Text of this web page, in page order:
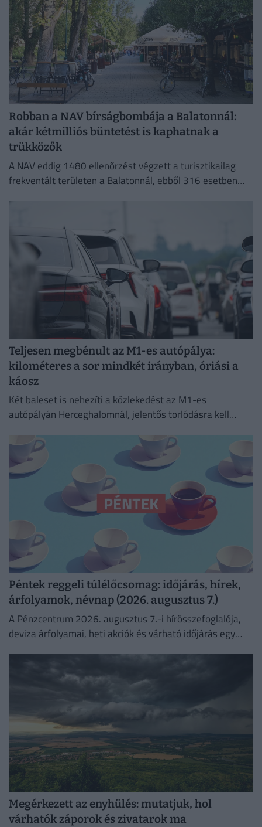
Robban a NAV bírságbombája a Balatonnál:
akár kétmilliós büntetést is kaphatnak a
trükközők
A NAV eddig 1480 ellenőrzést végzett a turisztikailag
frekventált területen a Balatonnál, ebből 316 esetben
Teljesen megbénult az M1-es autópálya:
kilométeres a sor mindkét irányban, óriási a
káosz
Két baleset is nehezíti a közlekedést az M1-es
autópályán Herceghalomnál, jelentős torlódásra kell
Péntek reggeli túlélőcsomag: időjárás, hírek,
árfolyamok, névnap (2026. augusztus 7.)
A Pénzcentrum 2026. augusztus 7.-i hírösszefoglalója,
deviza árfolyamai, heti akciók és várható időjárás egy
Megérkezett az enyhülés: mutatjuk, hol
várhatók záporok és zivatarok ma